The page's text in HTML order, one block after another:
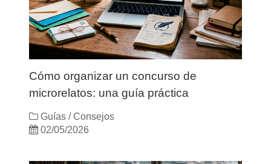
Cómo organizar un concurso de
microrelatos: una guía práctica
Guías / Consejos
02/05/2026